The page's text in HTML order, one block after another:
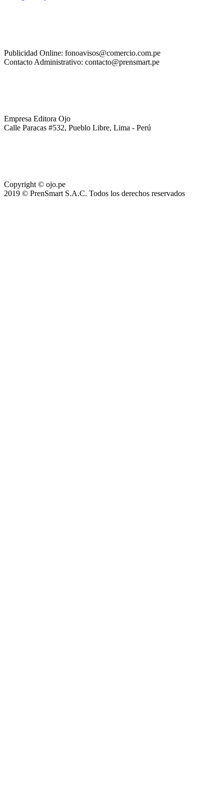
Publicidad Online: fonoavisos@comercio.com.pe
Contacto Administrativo: contacto@prensmart.pe
Empresa Editora Ojo
Calle Paracas #532, Pueblo Libre, Lima - Perú
Copyright © ojo.pe
2019 © PrenSmart S.A.C. Todos los derechos reservados